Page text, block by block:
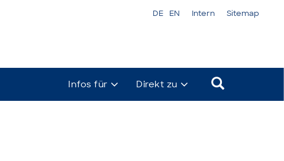
DE EN Intern Sitemap
Direkt zu
Infos für